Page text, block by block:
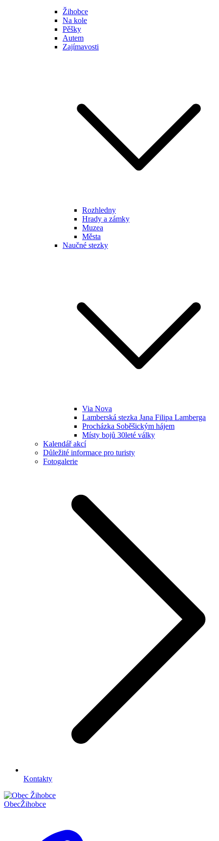
Žihobce
Na kole
Pěšky
Autem
Zajímavosti
Rozhledny
Hrady a zámky
Muzea
Města
Naučné stezky
Via Nova
Lamberská stezka Jana Filipa Lamberga
Procházka Soběšickým hájem
Místy bojů 30leté války
Kalendář akcí
Důležité informace pro turisty
Fotogalerie
Kontakty
ObecŽihobce